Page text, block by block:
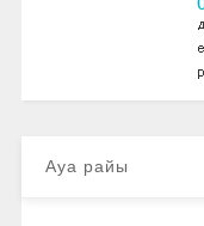
Ауа райы